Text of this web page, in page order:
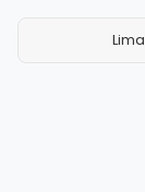
Lima